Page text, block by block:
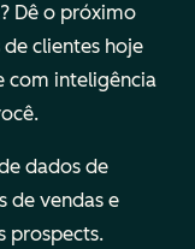
Dê o próximo
de clientes hoje
com inteligência
dados de
de vendas e
prospects.